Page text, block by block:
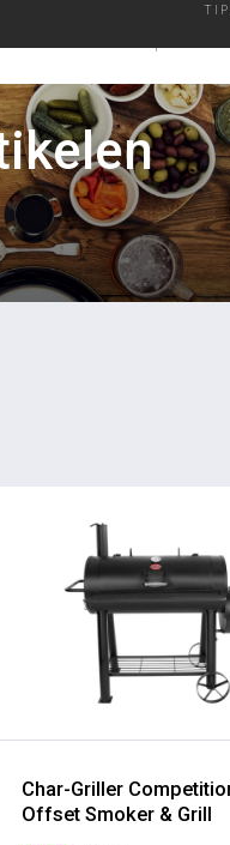
Char-Griller
Offset Smoker & Grill